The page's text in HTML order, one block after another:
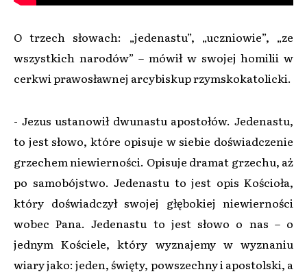
O trzech słowach: „jedenastu”, „uczniowie”, „ze
wszystkich narodów” – mówił w swojej homilii w
cerkwi prawosławnej arcybiskup rzymskokatolicki.
- Jezus ustanowił dwunastu apostołów. Jedenastu,
to jest słowo, które opisuje w siebie doświadczenie
grzechem niewierności. Opisuje dramat grzechu, aż
po samobójstwo. Jedenastu to jest opis Kościoła,
który doświadczył swojej głębokiej niewierności
wobec Pana. Jedenastu to jest słowo o nas – o
jednym Kościele, który wyznajemy w wyznaniu
wiary jako: jeden, święty, powszechny i apostolski, a